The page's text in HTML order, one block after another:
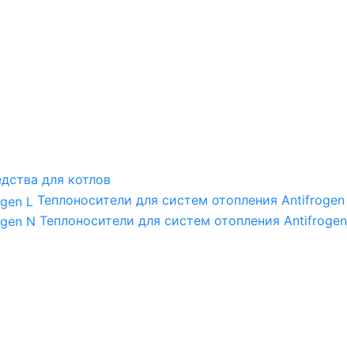
для котлов
Теплоносители для систем отопления
Теплоносители для систем отопления